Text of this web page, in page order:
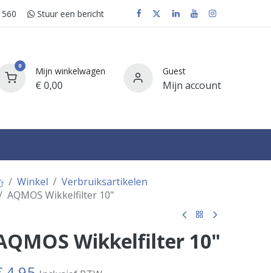
Stuur e​​​​en bericht
0 Mijn winkelwagen
€ 0,00
Guest
Mijn account
Winkel
Verbruiksartikelen
AQMOS Wikkelfilter 10"
Wikkelfilter 10"